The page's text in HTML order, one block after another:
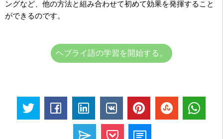
ングなど、他の方法と組み合わせて初めて効果を発揮すること
ができるのです。
ヘブライ語の学習を開始する。